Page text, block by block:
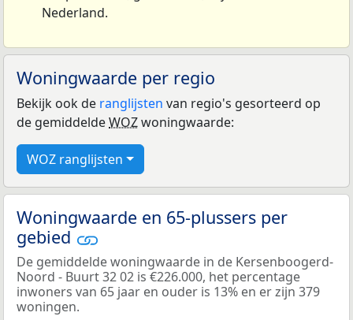
Nederland.
Woningwaarde per regio
Bekijk ook de ranglijsten van regio's gesorteerd op
de gemiddeldeWOZwoningwaarde:
WOZ ranglijsten
Woningwaarde en 65-plussers per
gebied
De gemiddelde woningwaarde in de Kersenboogerd-
Noord - Buurt 32 02 is €226.000, het percentage
inwoners van 65 jaar en ouder is 13% en er zijn 379
woningen.